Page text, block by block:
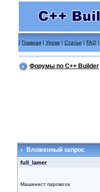
| Главная | Уроки | Статьи | FAQ |
Форумы по C++ Builder
Вложенный запрос
full_lamer
Машинист паровоза